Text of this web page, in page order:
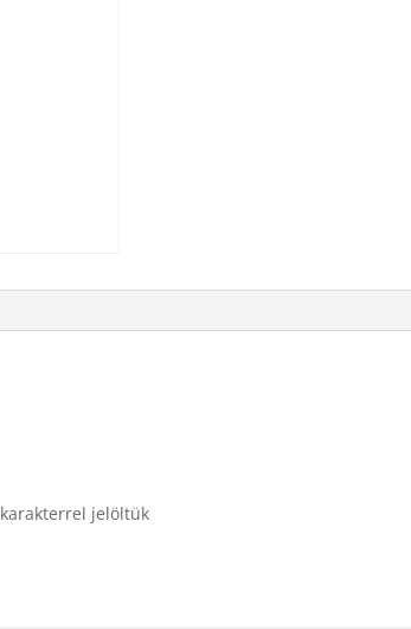
karakterrel jelöltük